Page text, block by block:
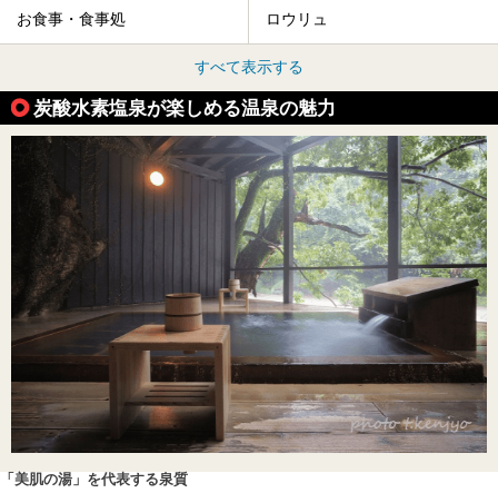
お食事・食事処 ロウリュ
すべて表示する
炭酸水素塩泉が楽しめる温泉の魅力
「美肌の湯」を代表する泉質